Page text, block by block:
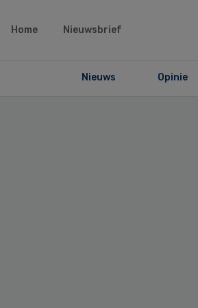
Home Nieuwsbrief
Nieuws Opinie